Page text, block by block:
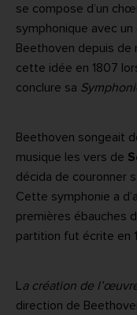
se compose d’un
symphonique avec
Beethoven depuis de
cette idée en 1807
conclure sa
Beethoven songeait
musique les vers de
décida de couronner
Cette symphonie a
premières ébauches
partition fut écrite en
La création de
direction de